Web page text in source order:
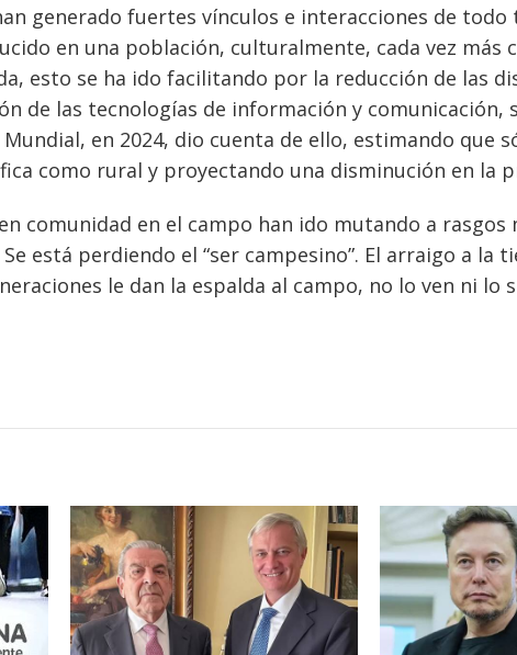
generado fuertes vínculos e interacciones de
en una población, culturalmente, cada vez más
esto se ha ido facilitando por la reducción de las
de las tecnologías de información y comunicación,
Mundial, en 2024, dio cuenta de ello, estimando que
como rural y proyectando una disminución en la
comunidad en el campo han ido mutando a rasgos
está perdiendo el “ser campesino”. El arraigo a la
le dan la espalda al campo, no lo ven ni lo